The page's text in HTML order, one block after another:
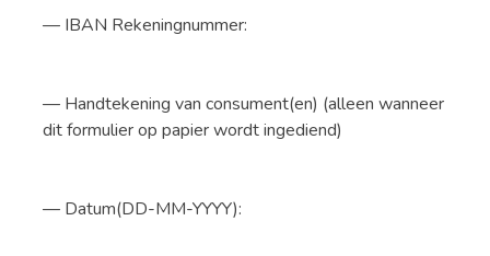
— IBAN Rekeningnummer:
— Handtekening van consument(en) (alleen wanneer
dit formulier op papier wordt ingediend)
— Datum(DD-MM-YYYY):